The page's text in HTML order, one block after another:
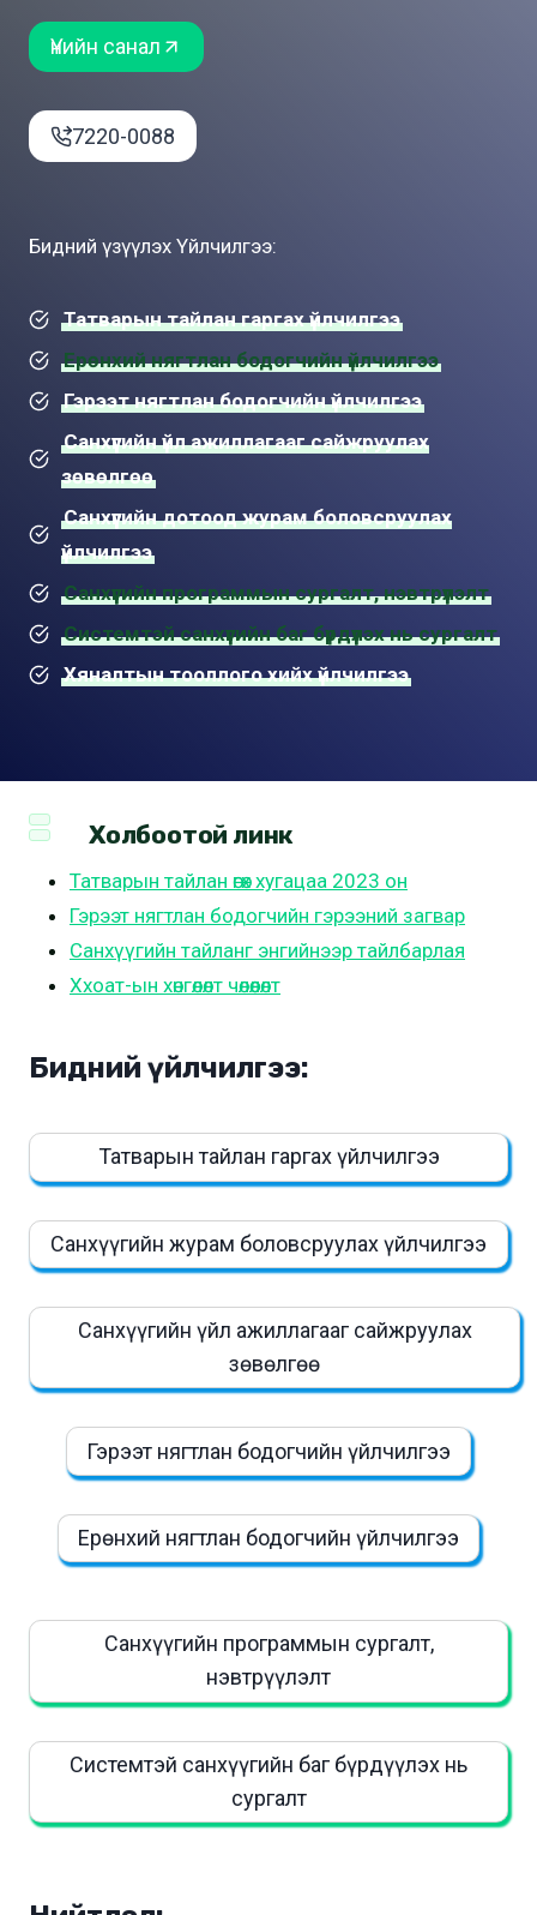
Үнийн санал
7220-0088
Бидний үзүүлэх Үйлчилгээ:
Татварын тайлан гаргах үйлчилгээ
Ерөнхий нягтлан бодогчийн үйлчилгээ
Гэрээт нягтлан бодогчийн үйлчилгээ
Санхүүгийн үйл ажиллагааг сайжруулах
зөвөлгөө
Санхүүгийн дотоод журам боловсруулах
үйлчилгээ
Санхүүгийн программын сургалт, нэвтрүүлэлт
Системтэй санхүүгийн баг бүрдүүлэх нь сургалт
Хяналтын тооллого хийх үйлчилгээ
Холбоотой линк
Татварын тайлан өгөх хугацаа 2023 он
Гэрээт нягтлан бодогчийн гэрээний загвар
Санхүүгийн тайланг энгийнээр тайлбарлая
Ххоат-ын хөнгөлөлт чөлөөлөлт
Бидний үйлчилгээ:
Татварын тайлан гаргах үйлчилгээ
Санхүүгийн журам боловсруулах үйлчилгээ
Санхүүгийн үйл ажиллагааг сайжруулах
зөвөлгөө
Гэрээт нягтлан бодогчийн үйлчилгээ
Ерөнхий нягтлан бодогчийн үйлчилгээ
Санхүүгийн программын сургалт,
нэвтрүүлэлт
Системтэй санхүүгийн баг бүрдүүлэх нь
сургалт